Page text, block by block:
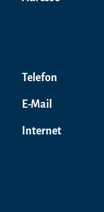
Telefon
E-Mail
Internet